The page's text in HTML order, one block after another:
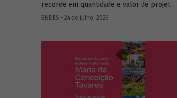
recorde em quantidade e valor de projetos
aprovados, assim como em desembolsos:
milhões desembolsados. Ainda no período,
foram contratados 25 novos projetos.
BNDES • 24 de julho, 2026